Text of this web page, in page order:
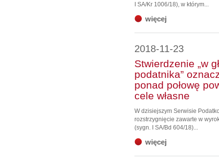
I SA/Kr 1006/18), w którym...
więcej
2018-11-23
Stwierdzenie „w
podatnika”
ponad połowę
cele własne
W dzisiejszym Serwisie
rozstrzygnięcie zawarte w
(sygn. I SA/Bd 604/18)...
więcej